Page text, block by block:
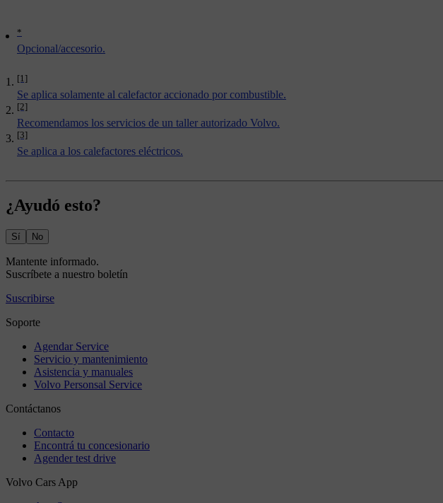
*
Opcional/accesorio.
[1]
Se aplica solamente al calefactor accionado por combustible.
[2]
Recomendamos los servicios de un taller autorizado Volvo.
[3]
Se aplica a los calefactores eléctricos.
¿Ayudó esto?
Sí No